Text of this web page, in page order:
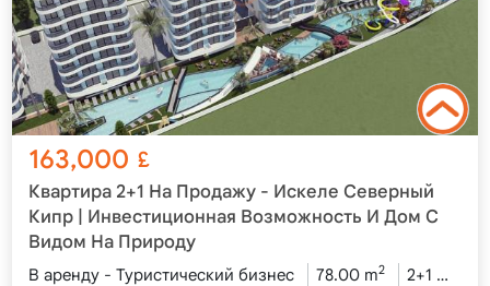
163,000 £
Квартира 2+1 На Продажу - Искеле Северный
Кипр | Инвестиционная Возможность И Дом С
Видом На Природу
В аренду - Туристический бизнес 78.00 m2 2+1